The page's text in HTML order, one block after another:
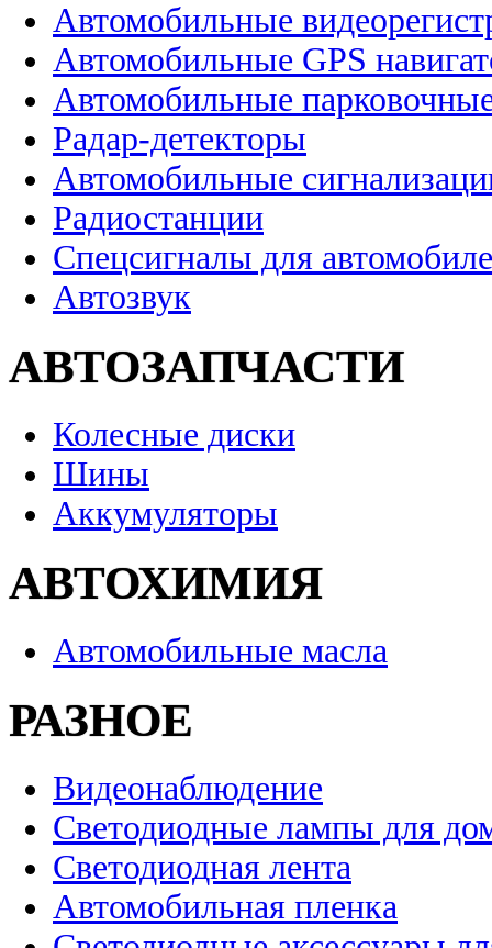
Автомобильные
Автомобильные GPS
Автомобильные
Радар-детекторы
Автомобильные
Радиостанции
Спецсигналы для
Автозвук
АВТОЗАПЧАСТИ
Колесные диски
Шины
Аккумуляторы
АВТОХИМИЯ
Автомобильные масла
РАЗНОЕ
Видеонаблюдение
Светодиодные лампы для
Светодиодная лента
Автомобильная пленка